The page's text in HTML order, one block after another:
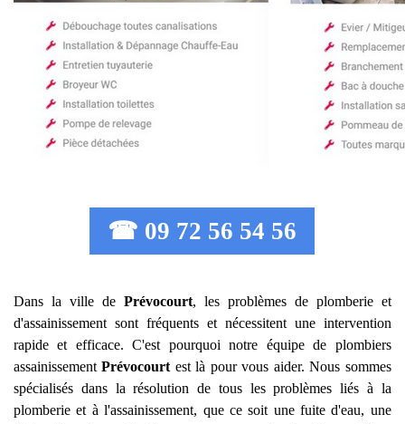
☎ 09 72 56 54 56
Dans la ville de Prévocourt, les problèmes de plomberie et
d'assainissement sont fréquents et nécessitent une intervention
rapide et efficace. C'est pourquoi notre équipe de plombiers
assainissementPrévocourt est là pour vous aider. Nous sommes
spécialisés dans la résolution de tous les problèmes liés à la
plomberie et à l'assainissement, que ce soit une fuite d'eau, une